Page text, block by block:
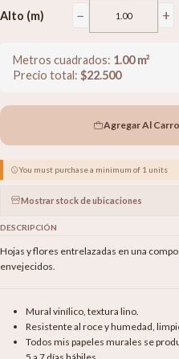
Alto (m) − +
Metros cuadrados: 1.00m²
Precio total: $22.500
Agregar Al Carro
You must purchase a minimum of 1 units
Mostrar stock de ubicaciones
DESCRIPCIÓN
Hojas y flores entrelazadas en una
envejecidos.
Mural vinílico, textura lino.
Resistente al roce y humedad,
Todos mis papeles murales se